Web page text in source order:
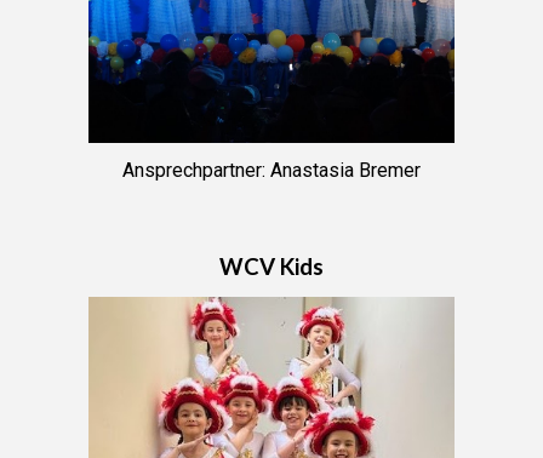
Ansprechpartner: Anastasia Bremer
WCV Kids